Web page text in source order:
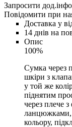
Запросити дод.інфо
Повідомити при
Доставка у
14 днів на
Опис
100%
Сумка через
шкіри з
у той же
піднятим
через плече
ланцюжками,
кольору,